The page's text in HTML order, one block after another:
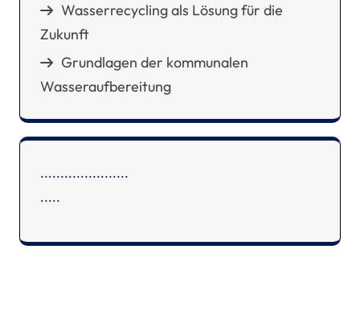
Wasserrecycling als Lösung für die
Zukunft
Grundlagen der kommunalen
Wasseraufbereitung
......................
.....